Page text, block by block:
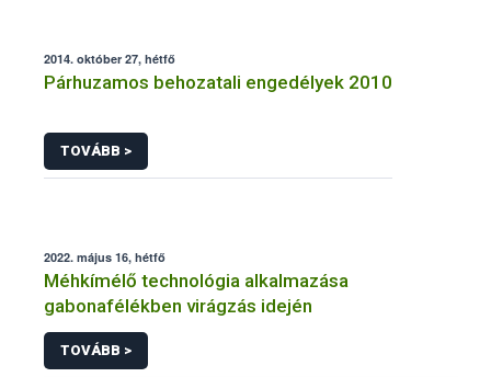
2014. október 27, hétfő
Párhuzamos behozatali engedélyek 2010
TOVÁBB >
2022. május 16, hétfő
Méhkímélő technológia alkalmazása
gabonafélékben virágzás idején
TOVÁBB >